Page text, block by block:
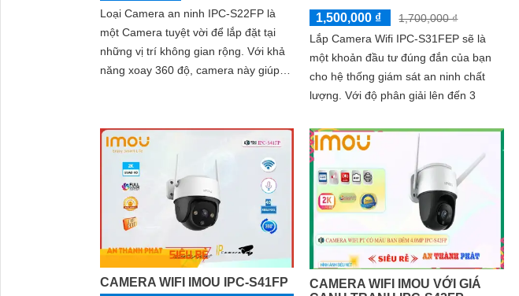
Loại Camera an ninh IPC-S22FP là
một Camera tuyệt vời để lắp đặt tại
những vị trí không gian rộng. Với khả
năng xoay 360 độ, camera này giúp
1,500,000 ₫
1,700,000 ₫
Lắp Camera Wifi IPC-S31FEP sẽ là
một khoản đầu tư đúng đắn của bạn
cho hệ thống giám sát an ninh chất
lượng. Với độ phân giải lên đến 3
CAMERA WIFI IMOU IPC-S41FP
CAMERA WIFI IMOU VỚI GIÁ